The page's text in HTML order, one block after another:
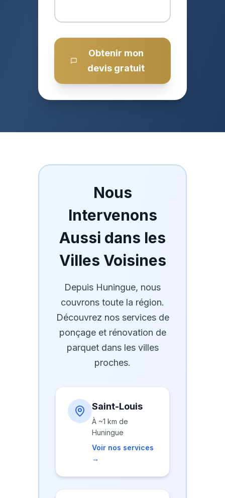
Obtenir mon
devis gratuit
Nous
Intervenons
Aussi dans les
Villes Voisines
Depuis Huningue, nous
couvrons toute la région.
Découvrez nos services de
ponçage et rénovation de
parquet dans les villes
proches.
Saint-Louis
À ~1 km de
Huningue
Voir nos services
→